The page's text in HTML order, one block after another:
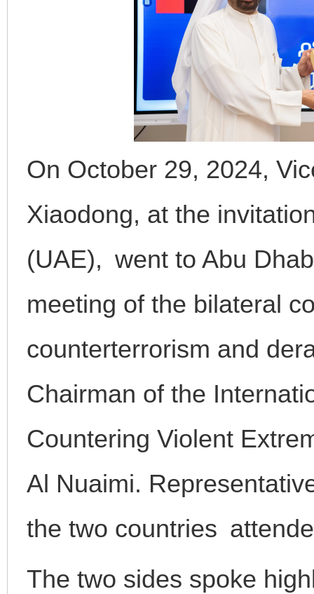
On October 29, 2024,
Xiaodong, at the
(UAE), went to Abu
meeting of the bilateral
counterterrorism and
Chairman of the
Countering Violent
Al Nuaimi.
the two countries
The two sides spoke